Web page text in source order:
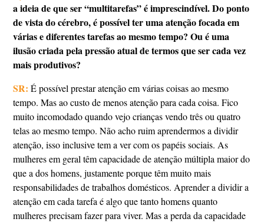
a ideia de que ser “multitarefas” é imprescindível. Do ponto
de vista do cérebro, é possível ter uma atenção focada em
várias e diferentes tarefas ao mesmo tempo? Ou é uma
ilusão criada pela pressão atual de termos que ser cada vez
mais produtivos?
SR: É possível prestar atenção em várias coisas ao mesmo
tempo. Mas ao custo de menos atenção para cada coisa. Fico
muito incomodado quando vejo crianças vendo três ou quatro
telas ao mesmo tempo. Não acho ruim aprendermos a dividir
atenção, isso inclusive tem a ver com os papéis sociais. As
mulheres em geral têm capacidade de atenção múltipla maior do
que a dos homens, justamente porque têm muito mais
responsabilidades de trabalhos domésticos. Aprender a dividir a
atenção em cada tarefa é algo que tanto homens quanto
mulheres precisam fazer para viver. Mas a perda da capacidade